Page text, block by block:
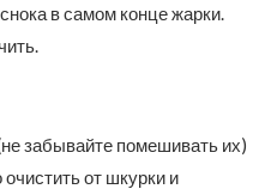
в самом конце жарки.
забывайте помешивать их)
от шкурки и